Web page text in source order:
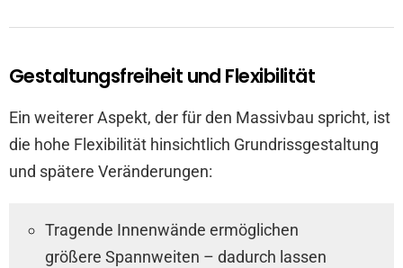
Gestaltungsfreiheit und Flexibilität
Ein weiterer Aspekt, der für den Massivbau spricht, ist
die hohe Flexibilität hinsichtlich Grundrissgestaltung
und spätere Veränderungen:
Tragende Innenwände ermöglichen
größere Spannweiten – dadurch lassen